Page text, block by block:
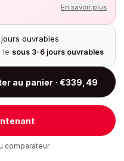
En savoir plus
ouvrables
le sous 3-6 jours ouvrables
au panier · €339,49
comparateur